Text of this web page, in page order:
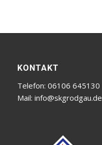
KONTAKT
Telefon: 06106 645130
Mail: info@skgrodgau.de